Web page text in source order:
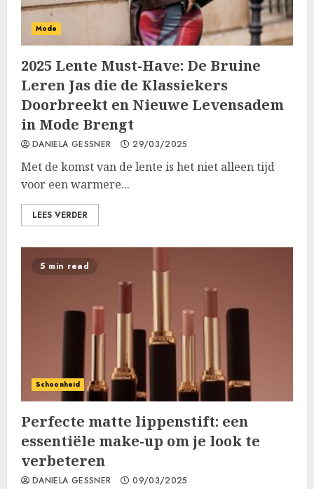
Mode
2025 Lente Must-Have: De Bruine
Leren Jas die de Klassiekers
Doorbreekt en Nieuwe Levensadem
in Mode Brengt
DANIELA GESSNER 29/03/2025
Met de komst van de lente is het niet alleen tijd
voor een warmere...
LEES VERDER
5 min read
Schoonheid
Perfecte matte lippenstift: een
essentiële make-up om je look te
verbeteren
DANIELA GESSNER 09/03/2025